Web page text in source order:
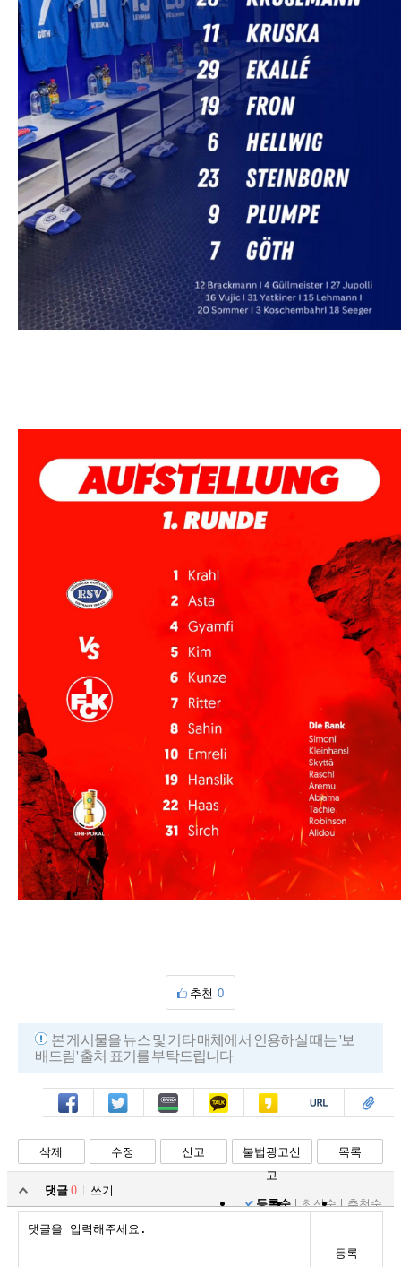
추천 0
본 게시물을 뉴스 및 기타 매체에서 인용하실 때는 '보
배드림' 출처 표기를 부탁드립니다
페북 트윗 밴드 카톡 카스 복사 스크랩
삭제 수정 신고
불법광고신
고
목록
댓글 0
쓰기
등록순
최신순 추천순
등록